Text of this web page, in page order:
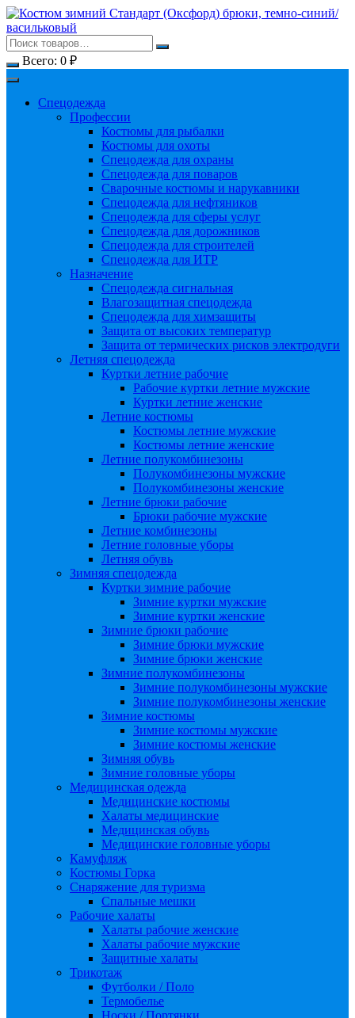
Перейти
к
содержимому
Всего: 0 ₽
Спецодежда
Профессии
Костюмы для рыбалки
Костюмы для охоты
Спецодежда для охраны
Спецодежда для поваров
Сварочные костюмы и нарукавники
Спецодежда для нефтяников
Спецодежда для сферы услуг
Спецодежда для дорожников
Спецодежда для строителей
Спецодежда для ИТР
Назначение
Спецодежда сигнальная
Влагозащитная спецодежда
Спецодежда для химзащиты
Защита от высоких температур
Защита от термических рисков электродуги
Летняя спецодежда
Куртки летние рабочие
Рабочие куртки летние мужские
Куртки летние женские
Летние костюмы
Костюмы летние мужские
Костюмы летние женские
Летние полукомбинезоны
Полукомбинезоны мужские
Полукомбинезоны женские
Летние брюки рабочие
Брюки рабочие мужские
Летние комбинезоны
Летние головные уборы
Летняя обувь
Зимняя спецодежда
Куртки зимние рабочие
Зимние куртки мужские
Зимние куртки женские
Зимние брюки рабочие
Зимние брюки мужские
Зимние брюки женские
Зимние полукомбинезоны
Зимние полукомбинезоны мужские
Зимние полукомбинезоны женские
Зимние костюмы
Зимние костюмы мужские
Зимние костюмы женские
Зимняя обувь
Зимние головные уборы
Медицинская одежда
Медицинские костюмы
Халаты медицинские
Медицинская обувь
Медицинские головные уборы
Камуфляж
Костюмы Горка
Снаряжение для туризма
Спальные мешки
Рабочие халаты
Халаты рабочие женские
Халаты рабочие мужские
Защитные халаты
Трикотаж
Футболки / Поло
Термобелье
Носки / Портянки